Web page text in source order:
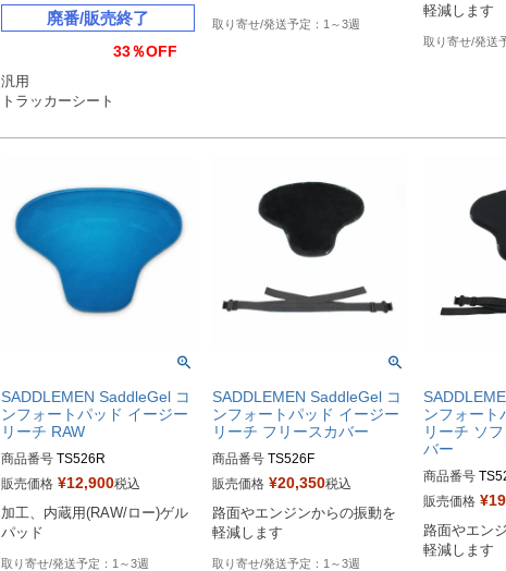
廃番/販売終了
33％OFF
汎用
トラッカーシート
1～3週
軽減します
SADDLEMEN SaddleGel コ
ンフォートパッド イージー
リーチ RAW
商品番号 TS526R
販売価格 ¥12,900税込
加工、内蔵用(RAW/ロー)ゲル
パッド
1～3週
SADDLEMEN SaddleGel コ
ンフォートパッド イージー
リーチ フリースカバー
商品番号 TS526F
販売価格 ¥20,350税込
路面やエンジンからの振動を
軽減します
1～3週
ンフォート
リーチ ソ
バー
商品番号
販売価格 ¥
路面やエン
軽減します